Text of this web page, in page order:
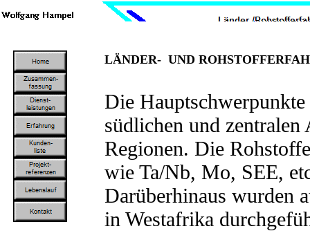
LÄNDER- UND
Die
südlichen und
Regionen. Die
wie Ta/Nb, Mo, SEE,
Darüberhinaus wurden
in Westafrika